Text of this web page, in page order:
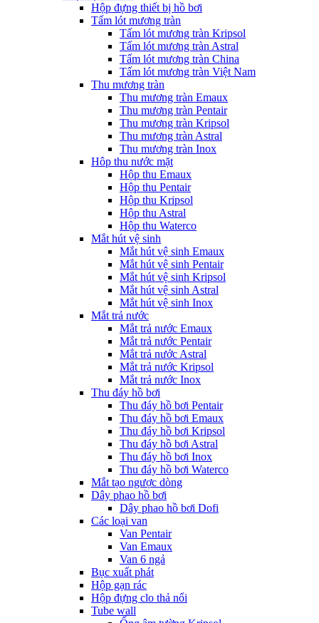
Hộp đựng thiết bị hồ bơi
Tấm lót mương tràn
Tấm lót mương tràn Kripsol
Tấm lót mương tràn Astral
Tấm lót mương tràn China
Tấm lót mương tràn Việt Nam
Thu mương tràn
Thu mương tràn Emaux
Thu mương tràn Pentair
Thu mương tràn Kripsol
Thu mương tràn Astral
Thu mương tràn Inox
Hôp thu nước mặt
Hộp thu Emaux
Hộp thu Pentair
Hộp thu Kripsol
Hộp thu Astral
Hộp thu Waterco
Mắt hút vệ sinh
Mắt hút vệ sinh Emaux
Mắt hút vệ sinh Pentair
Mắt hút vệ sinh Kripsol
Mắt hút vệ sinh Astral
Mắt hút vệ sinh Inox
Mắt trả nước
Mắt trả nước Emaux
Mắt trả nước Pentair
Mắt trả nước Astral
Mắt trả nước Kripsol
Mắt trả nước Inox
Thu đáy hồ bơi
Thu đáy hồ bơi Pentair
Thu đáy hồ bơi Emaux
Thu đáy hồ bơi Kripsol
Thu đáy hồ bơi Astral
Thu đáy hồ bơi Inox
Thu đáy hồ bơi Waterco
Mắt tạo ngược dòng
Dây phao hồ bơi
Dây phao hồ bơi Dofi
Các loại van
Van Pentair
Van Emaux
Van 6 ngả
Bục xuất phát
Hộp gạn rác
Hộp đựng clo thả nổi
Tube wall